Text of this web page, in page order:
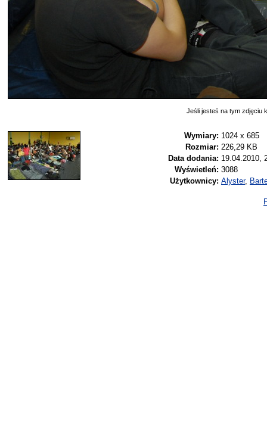
Jeśli jesteś na tym zdjęciu
Wymiary: 1024 x 685
Rozmiar: 226,29 KB
Data dodania: 19.04.2010,
Wyświetleń: 3088
Użytkownicy: Alyster,